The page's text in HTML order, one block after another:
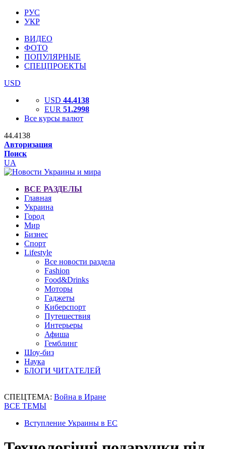
РУС
УКР
ВИДЕО
ФОТО
ПОПУЛЯРНЫЕ
СПЕЦПРОЕКТЫ
USD
USD 44.4138
EUR 51.2998
Все курсы валют
44.4138
Авторизация
Поиск
UA
ВСЕ РАЗДЕЛЫ
Главная
Украина
Город
Мир
Бизнес
Спорт
Lifestyle
Все новости раздела
Fashion
Food&Drinks
Моторы
Гаджеты
Киберспорт
Путешествия
Интерьеры
Афиша
Гемблинг
Шоу-биз
Наука
БЛОГИ ЧИТАТЕЛЕЙ
СПЕЦТЕМА: Война в Иране
ВСЕ ТЕМЫ
Вступление Украины в ЕС